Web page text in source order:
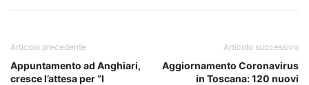
Articolo precedente
Appuntamento ad Anghiari,
cresce l’attesa per “I
Articolo successivo
Aggiornamento Coronavirus
in Toscana: 120 nuovi